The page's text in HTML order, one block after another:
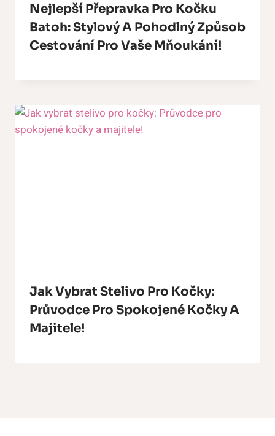
Nejlepší Přepravka Pro Kočku
Batoh: Stylový A Pohodlný Způsob
Cestování Pro Vaše Mňoukání!
Jak Vybrat Stelivo Pro Kočky:
Průvodce Pro Spokojené Kočky A
Majitele!